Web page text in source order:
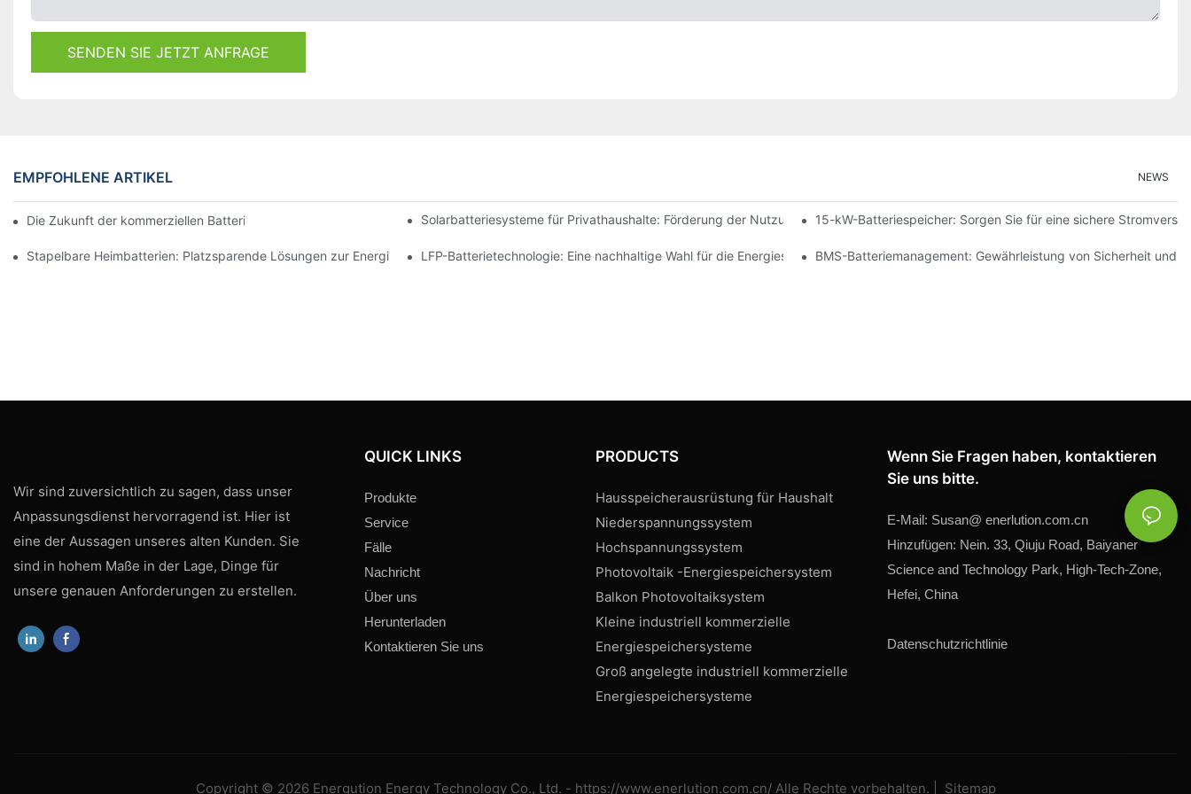
SENDEN SIE JETZT ANFRAGE
EMPFOHLENE ARTIKEL NEWS
Die Zukunft der kommerziellen Batteriespeicherung: Trends und InnovationenSolarbatteriesysteme für Privathaushalte: Förderung der Nutzung erneuerbarer Energien15-kW-Batteriespeicher: Sorgen Sie für eine sichere
Stapelbare Heimbatterien: Platzsparende Lösungen zur EnergiespeicherungLFP-Batterietechnologie: Eine nachhaltige Wahl für die EnergiespeicherungBMS-Batteriemanagement: Gewährleistung von Sicherheit und
Wir sind zuversichtlich zu sagen, dass unser
Anpassungsdienst hervorragend ist. Hier ist
eine der Aussagen unseres alten Kunden. Sie
sind in hohem Maße in der Lage, Dinge für
unsere genauen Anforderungen zu erstellen.
QUICK LINKS
Produkte
Service
Fälle
Nachricht
Über uns
Herunterladen
Kontaktieren Sie uns
PRODUCTS
Hausspeicherausrüstung für Haushalt
Niederspannungssystem
Hochspannungssystem
Photovoltaik -Energiespeichersystem
Balkon Photovoltaiksystem
Kleine industriell kommerzielle
Energiespeichersysteme
Groß angelegte industriell kommerzielle
Energiespeichersysteme
Wenn Sie Fragen haben, kontaktieren
Sie uns bitte.
E-Mail: Susan@ enerlution.com.cn
Hinzufügen: Nein. 33, Qiuju Road, Baiyaner
Science and Technology Park, High-Tech-Zone,
Hefei, China
Datenschutzrichtlinie
Copyright © 2026 Energution Energy Technology Co., Ltd. - https://www.enerlution.com.cn/ Alle Rechte vorbehalten. | Sitemap